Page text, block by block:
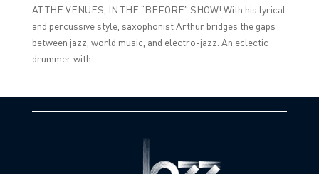
AT THE VENUES, IN THE “BEFORE” SHOW! With his lyrical
and percussive style, saxophonist Arthur bridges the gaps
between jazz, world music, and electro-jazz. An eclectic
drummer with...